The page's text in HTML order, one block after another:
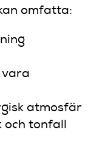
omfatta:
vara
atmosfär
och tonfall